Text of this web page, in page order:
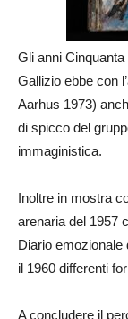
Gli anni
Gallizio ebbe con
Aarhus 1973)
di spicco del
immaginistica.
Inoltre in mostra
arenaria del 1957
Diario emozionale
il 1960 differenti
A concludere il